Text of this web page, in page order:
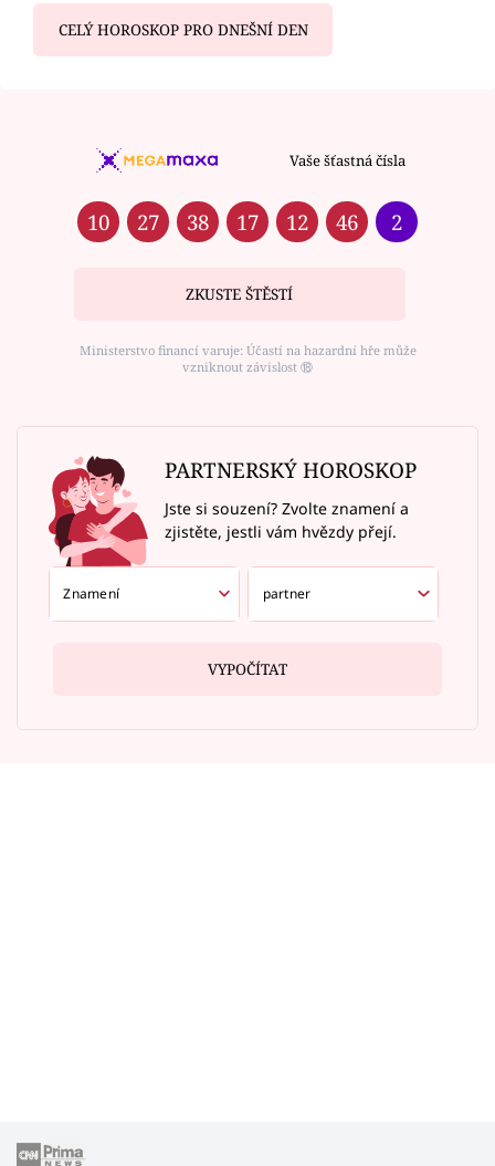
CELÝ HOROSKOP PRO DNEŠNÍ DEN
Vaše šťastná čísla
10 27 38 17 12 46 2
ZKUSTE ŠTĚSTÍ
Ministerstvo financí varuje: Účastí na hazardní hře může
vzniknout závislost ⑱
PARTNERSKÝ HOROSKOP
Jste si souzení? Zvolte znamení a
zjistěte, jestli vám hvězdy přejí.
VYPOČÍTAT